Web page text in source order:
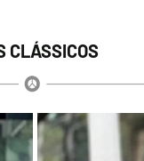
CLÁSSICOS